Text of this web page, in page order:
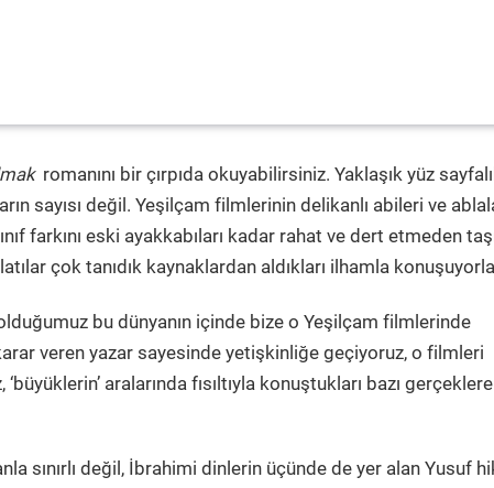
romanını bir çırpıda okuyabilirsiniz. Yaklaşık yüz
sayısı değil. Yeşilçam filmlerinin delikanlı abileri ve
farkını eski ayakkabıları kadar rahat ve dert etmeden
çok tanıdık kaynaklardan aldıkları ilhamla
bu dünyanın içinde bize o Yeşilçam filmlerinde
veren yazar sayesinde yetişkinliğe geçiyoruz, o filmleri
aralarında fısıltıyla konuştukları bazı gerçeklere
sınırlı değil, İbrahimi dinlerin üçünde de yer alan Yusuf